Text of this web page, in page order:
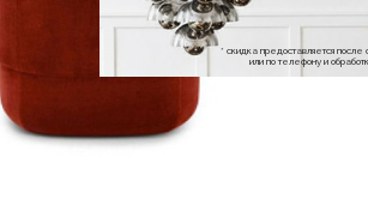
* скидка предоставляется
или по телефону и